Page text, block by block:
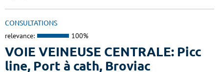
CONSULTATIONS
relevance: 100%
VOIE VEINEUSE CENTRALE: Picc
line, Port à cath, Broviac